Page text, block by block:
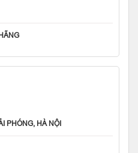
PHÓNG, HÀ NỘI